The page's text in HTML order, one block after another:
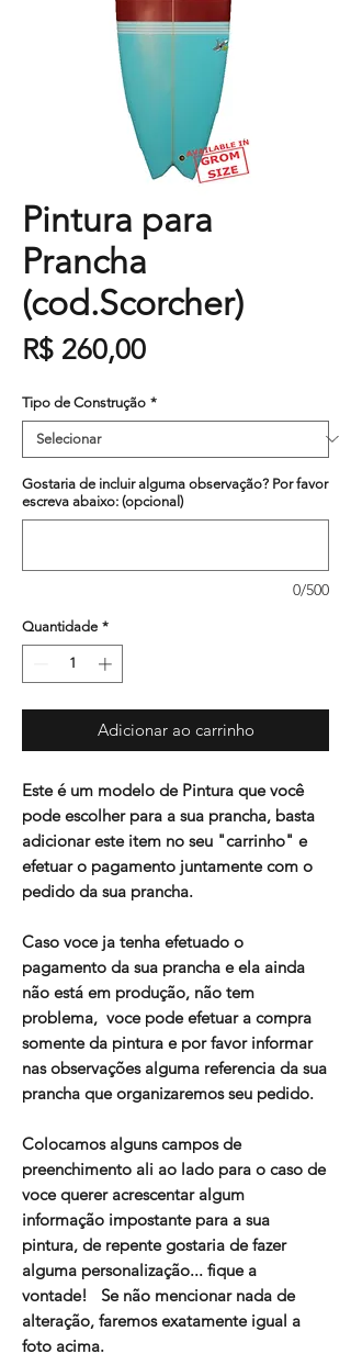
Pintura para
Prancha
(cod.Scorcher)
R$ 260,00Preço
Tipo de Construção *
Gostaria de incluir alguma observação? Por favor
escreva abaixo: (opcional)
0/500
Quantidade *
Adicionar ao carrinho
Este é um modelo de Pintura que você
pode escolher para a sua prancha, basta
adicionar este item no seu "carrinho" e
efetuar o pagamento juntamente com o
pedido da sua prancha.
Caso voce ja tenha efetuado o
pagamento da sua prancha e ela ainda
não está em produção, não tem
problema, voce pode efetuar a compra
somente da pintura e por favor informar
nas observações alguma referencia da sua
prancha que organizaremos seu pedido.
Colocamos alguns campos de
preenchimento ali ao lado para o caso de
voce querer acrescentar algum
informação impostante para a sua
pintura, de repente gostaria de fazer
alguma personalização... fique a
vontade! Se não mencionar nada de
alteração, faremos exatamente igual a
foto acima.